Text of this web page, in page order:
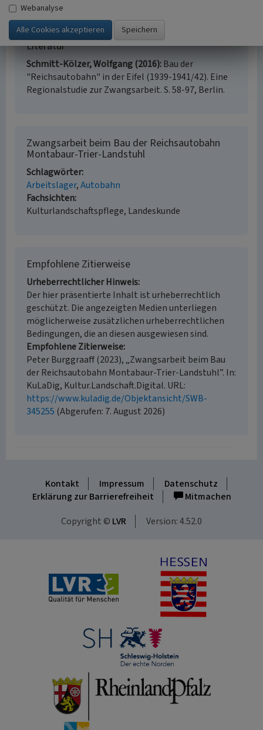
(Peter Burggraaff, 2023)
Literatur
Schmitt-Kölzer, Wolfgang (2016) Bau der
"Reichsautobahn" in der Eifel (1939-1941/42). Eine
Regionalstudie zur Zwangsarbeit. S. 58-97, Berlin.
Zwangsarbeit beim Bau der Reichsautobahn
Montabaur-Trier-Landstuhl
Schlagwörter
Arbeitslager Autobahn
Fachsichten
Kulturlandschaftspflege, Landeskunde
Empfohlene Zitierweise
Urheberrechtlicher Hinweis
Der hier präsentierte Inhalt ist urheberrechtlich
geschützt. Die angezeigten Medien unterliegen
möglicherweise zusätzlichen urheberrechtlichen
Bedingungen, die an diesen ausgewiesen sind.
Empfohlene Zitierweise
Peter Burggraaff (2023), „Zwangsarbeit beim Bau
der Reichsautobahn Montabaur-Trier-Landstuhl”. In:
KuLaDig, Kultur.Landschaft.Digital. URL:
https://www.kuladig.de/Objektansicht/SWB-
345255 (Abgerufen: 7. August 2026)
Kontakt Impressum
Datenschutz
Erklärung zur Barrierefreiheit
Mitmachen
Copyright © LVR Version: 4.52.0
Webanalyse